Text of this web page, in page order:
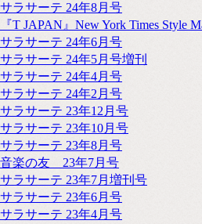
サラサーテ 24年8月号
『T JAPAN』New York Times Style
サラサーテ 24年6月号
サラサーテ 24年5月号増刊
サラサーテ 24年4月号
サラサーテ 24年2月号
サラサーテ 23年12月号
サラサーテ 23年10月号
サラサーテ 23年8月号
音楽の友 23年7月号
サラサーテ 23年7月増刊号
サラサーテ 23年6月号
サラサーテ 23年4月号